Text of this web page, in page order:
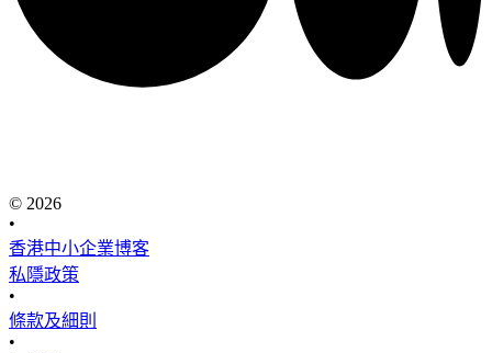
© 2026
•
香港中小企業博客
私隱政策
•
條款及細則
•